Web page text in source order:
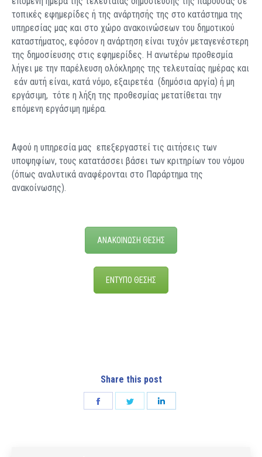
τοπικές εφημερίδες ή της ανάρτησής της στο κατάστημα της
υπηρεσίας μας και στο χώρο ανακοινώσεων του δημοτικού
καταστήματος, εφόσον η ανάρτηση είναι τυχόν μεταγενέστερη
της δημοσίευσης στις εφημερίδες. Η ανωτέρω προθεσμία
λήγει με την παρέλευση ολόκληρης της τελευταίας ημέρας και
εάν αυτή είναι, κατά νόμο, εξαιρετέα (δημόσια αργία) ή μη
εργάσιμη, τότε η λήξη της προθεσμίας μετατίθεται την
επόμενη εργάσιμη ημέρα.
Αφού η υπηρεσία μας επεξεργαστεί τις αιτήσεις των
υποψηφίων, τους κατατάσσει βάσει των κριτηρίων του νόμου
(όπως αναλυτικά αναφέρονται στο Παράρτημα της
ανακοίνωσης).
ΑΝΑΚΟΙΝΩΣΗ ΘΕΣΗΣ
ΕΝΤΥΠΟ ΘΕΣΗΣ
Share this post